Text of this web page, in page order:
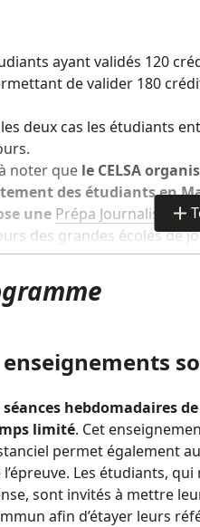
aux oraux
préparation s'adresse
du CELSA. Elle ne
ou troisième année
accessible aux étudiants
Reims
ayant validés 120
de valider 180
deux cas les étudiants
noter que le CELSA
des étudiants en
une Prépa Journalismeà
des grandes écoles de
d'inscription
sur dossier universitaire
de résultats des
et de réflexion.
sont en ligne courant
des candidature
"Postuler".
de
enseignements
séances hebdomadaires
limité. Cet
permet également
l’épreuve. Les étudiants,
sont invités à mettre
afin d’étayer leurs